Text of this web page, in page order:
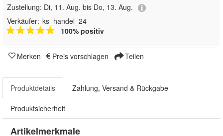
Zustellung: Di, 11. Aug. bis Do, 13. Aug.
Verkäufer: ks_handel_24
100% positiv
Merken Preis vorschlagen Teilen
Produktdetails Zahlung, Versand & Rückgabe
Produktsicherheit
Artikelmerkmale